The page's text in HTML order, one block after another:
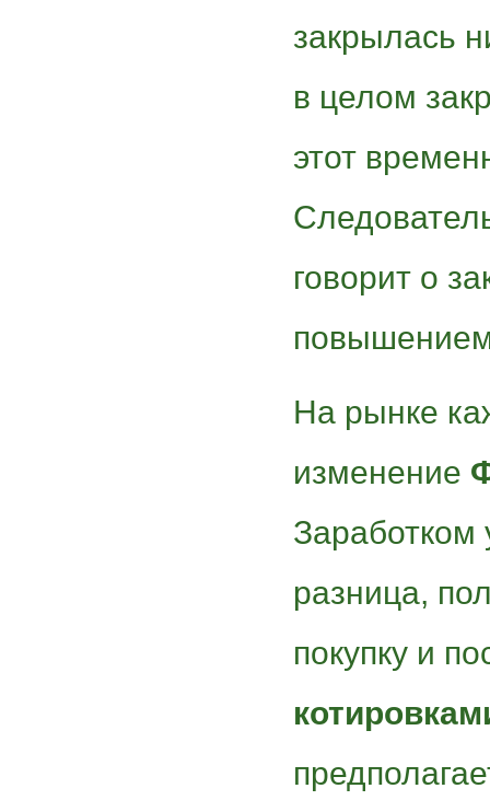
закрылась
в целом
этот
говорит о
На рынке
изменение
Заработком
разница,
покупку и